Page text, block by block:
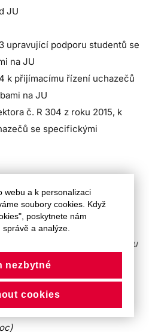
JU
upravující podporu studentů se
na JU
k přijímacímu řízení uchazečů
na JU
č. R 304 z roku 2015, k
se specifickými
- pro vyplnění ve wordu
-
k tisku a vyplnění rukou
- elektronický formulář
osobních údajů- pro
webu a k personalizaci
soubory cookies. Když
poskytnete nám
a analýze.
nezbytné
cookies